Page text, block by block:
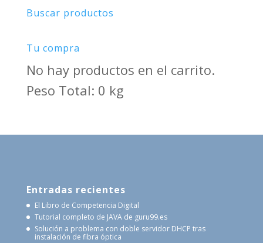
Buscar productos
Tu compra
No hay productos en el carrito.
Peso Total: 0 kg
Entradas recientes
El Libro de Competencia Digital
Tutorial completo de JAVA de guru99.es
Solución a problema con doble servidor DHCP tras
instalación de fibra óptica